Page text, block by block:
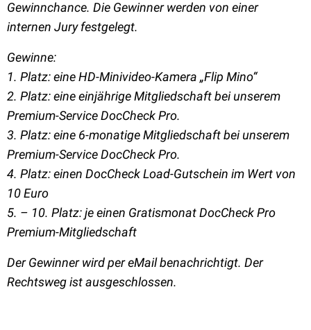
Gewinnchance. Die Gewinner werden von einer
internen Jury festgelegt.
Gewinne:
1. Platz: eine HD-Minivideo-Kamera „Flip Mino“
2. Platz: eine einjährige Mitgliedschaft bei unserem
Premium-Service DocCheck Pro.
3. Platz: eine 6-monatige Mitgliedschaft bei unserem
Premium-Service DocCheck Pro.
4. Platz: einen DocCheck Load-Gutschein im Wert von
10 Euro
5. – 10. Platz: je einen Gratismonat DocCheck Pro
Premium-Mitgliedschaft
Der Gewinner wird per eMail benachrichtigt. Der
Rechtsweg ist ausgeschlossen.